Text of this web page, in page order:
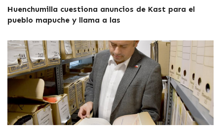
Huenchumilla cuestiona anuncios de Kast para el
pueblo mapuche y llama a las